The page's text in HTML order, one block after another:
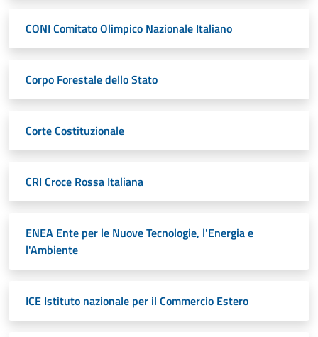
CONI Comitato Olimpico Nazionale Italiano
Corpo Forestale dello Stato
Corte Costituzionale
CRI Croce Rossa Italiana
ENEA Ente per le Nuove Tecnologie, l'Energia e
l'Ambiente
ICE Istituto nazionale per il Commercio Estero